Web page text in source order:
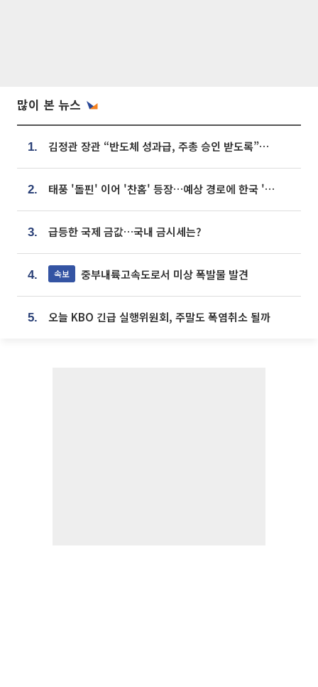
많이 본 뉴스
1. 김정관 장관 “반도체 성과급, 주총 승인 받도록”…상법·자본시장법 개정 시사
2. 태풍 '돌핀' 이어 '찬홈' 등장…예상 경로에 한국 '한숨'
3. 급등한 국제 금값…국내 금시세는?
4. 속보 중부내륙고속도로서 미상 폭발물 발견
5. 오늘 KBO 긴급 실행위원회, 주말도 폭염취소 될까